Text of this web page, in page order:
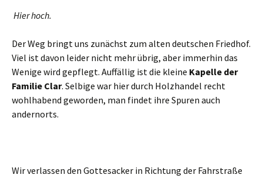
Hier hoch.
Der Weg bringt uns zunächst zum alten deutschen Friedhof.
Viel ist davon leider nicht mehr übrig, aber immerhin das
Wenige wird gepflegt. Auffällig ist die kleine Kapelle der
Familie Clar. Selbige war hier durch Holzhandel recht
wohlhabend geworden, man findet ihre Spuren auch
andernorts.
Wir verlassen den Gottesacker in Richtung der Fahrstraße